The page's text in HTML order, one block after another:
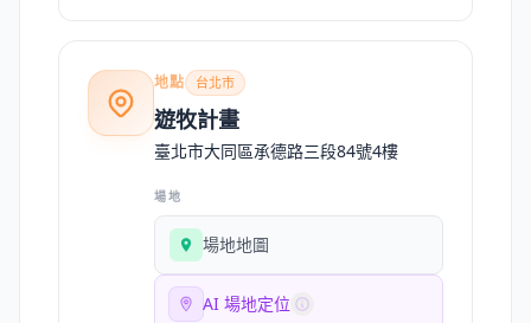
地點 台北市
遊牧計畫
臺北市大同區承德路三段84號4樓
場地
場地地圖
AI 場地定位